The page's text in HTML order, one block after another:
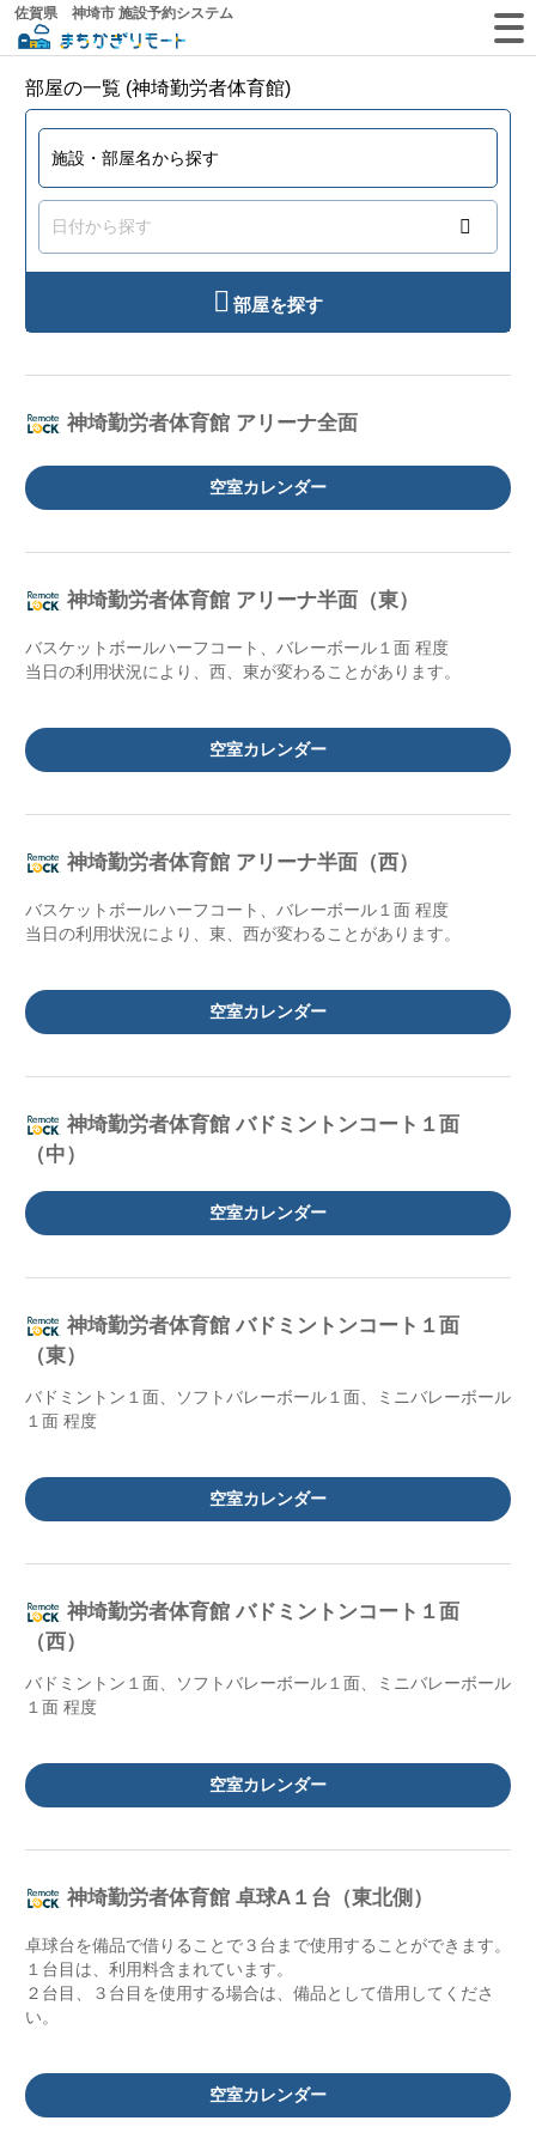
佐賀県 神埼市 施設予約システム
部屋の一覧 (神埼勤労者体育館)
部屋を探す
神埼勤労者体育館 アリーナ全面
空室カレンダー
神埼勤労者体育館 アリーナ半面（東）
バスケットボールハーフコート、バレーボール１面 程度
当日の利用状況により、西、東が変わることがあります。
空室カレンダー
神埼勤労者体育館 アリーナ半面（西）
バスケットボールハーフコート、バレーボール１面 程度
当日の利用状況により、東、西が変わることがあります。
空室カレンダー
神埼勤労者体育館 バドミントンコート１面
（中）
空室カレンダー
神埼勤労者体育館 バドミントンコート１面
（東）
バドミントン１面、ソフトバレーボール１面、ミニバレーボール
１面 程度
空室カレンダー
神埼勤労者体育館 バドミントンコート１面
（西）
バドミントン１面、ソフトバレーボール１面、ミニバレーボール
１面 程度
空室カレンダー
神埼勤労者体育館 卓球A１台（東北側）
卓球台を備品で借りることで３台まで使用することができます。
１台目は、利用料含まれています。
２台目、３台目を使用する場合は、備品として借用してくださ
い。
空室カレンダー